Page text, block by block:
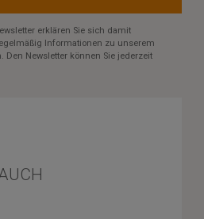
erklären Sie sich damit
Informationen zu unserem
Den Newsletter können Sie jederzeit